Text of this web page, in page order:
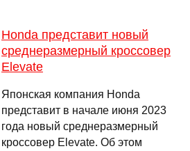
Hondа представит новый
среднеразмерный кроссовер
Elevate
Японская компания Honda
представит в начале июня 2023
года новый среднеразмерный
кроссовер Elevate. Об этом